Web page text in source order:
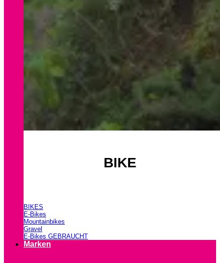
BIKE
BIKES
E-Bikes
Mountainbikes
Gravel
E-Bikes GEBRAUCHT
Marken